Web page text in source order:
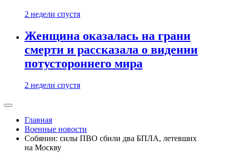
2 недели спустя
Женщина оказалась на грани
смерти и рассказала о видении
потустороннего мира
2 недели спустя
Главная
Военные новости
Собянин: силы ПВО сбили два БПЛА, летевших
на Москву